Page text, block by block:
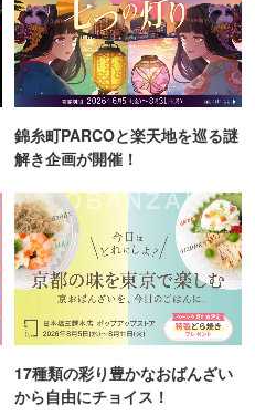
錦糸町PARCOと楽天地を巡る謎
解き企画が開催！
17種類の彩り豊かなおばんざい
から自由にチョイス！